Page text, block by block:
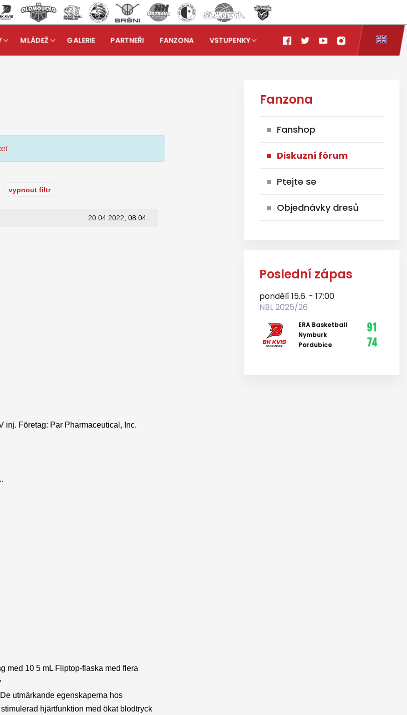
MLÁDEŽ GALERIE PARTNEŘI FANZONA
VSTUPENKY
vypnout filtr
20.04.2022 , 08:04
inj. Företag: Par Pharmaceutical, Inc.
med 10 5 mL Fliptop-flaska med flera
utmärkande egenskaperna hos
hjärtfunktion med ökat blodtryck
Fanzona
Fanshop
Diskuzní fórum
Ptejte se
Objednávky dresů
Poslední zápas
pondělí 15.6. - 17:00
NBL 2025/26
ERA Basketball
Nymburk
Pardubice
91
74